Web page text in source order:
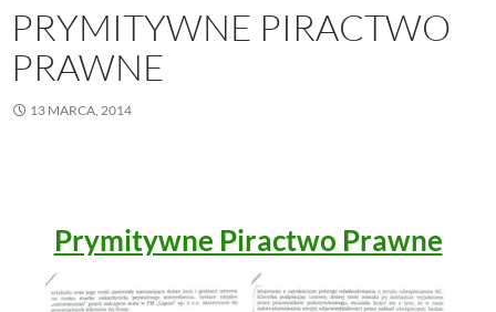
PRYMITYWNE PIRACTWO
PRAWNE
13 MARCA, 2014
Prymitywne Piractwo Prawne